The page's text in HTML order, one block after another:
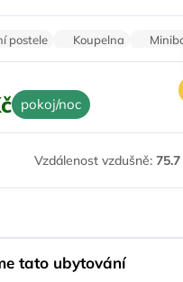
postele Koupelna
pokoj/noc
Vzdálenost vzdušně:
tato ubytování